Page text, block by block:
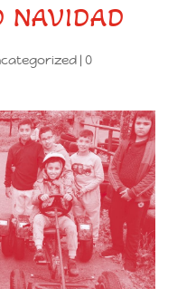
NAVIDAD
| 0